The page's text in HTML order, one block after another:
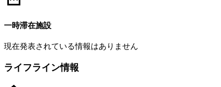
一時滞在施設
現在発表されている情報はありません
ライフライン情報